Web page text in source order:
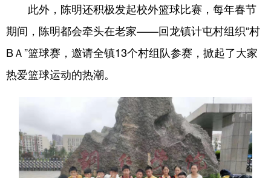
此外，陈明还积极发起校外篮球比赛，每年春节
期间，陈明都会牵头在老家——回龙镇计屯村组织“村
BＡ”篮球赛，邀请全镇13个村组队参赛，掀起了大家
热爱篮球运动的热潮。